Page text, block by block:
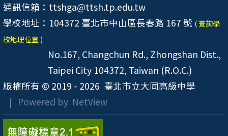
通訊信箱：ttshga@ttsh.tp.edu.tw
學校地址：104372 臺北市中山區長春路 167 號 ( 查詢學
校地理位置 )
No.167, Changchun Rd., Zhongshan Dist.,
Taipei City 104372, Taiwan (R.O.C.)
版權所有 © 2019 - 2026 臺北市立大同高級中學
| Powered by NetView